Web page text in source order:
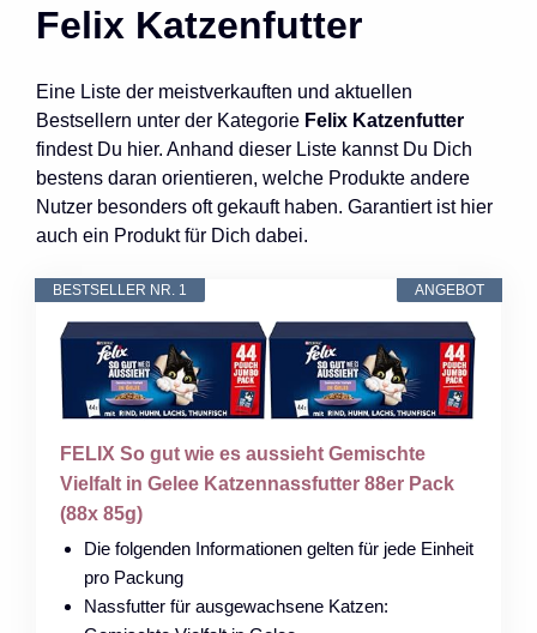
Felix Katzenfutter
Eine Liste der meistverkauften und aktuellen
Bestsellern unter der Kategorie Felix Katzenfutter
findest Du hier. Anhand dieser Liste kannst Du Dich
bestens daran orientieren, welche Produkte andere
Nutzer besonders oft gekauft haben. Garantiert ist hier
auch ein Produkt für Dich dabei.
ANGEBOT
BESTSELLER NR. 1
FELIX So gut wie es aussieht Gemischte
Vielfalt in Gelee Katzennassfutter 88er Pack
(88x 85g)
Die folgenden Informationen gelten für jede Einheit
pro Packung
Nassfutter für ausgewachsene Katzen: